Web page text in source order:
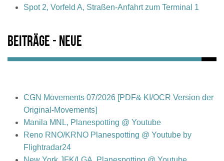
Spot 2, Vorfeld A, Straßen-Anfahrt zum Terminal 1
Beiträge - Neue
CGN Movements 07/2026 [PDF& KI/OCR Version der
Original-Movements]
Manila MNL, Planespotting @ Youtube
Reno RNO/KRNO Planespotting @ Youtube by
Flightradar24